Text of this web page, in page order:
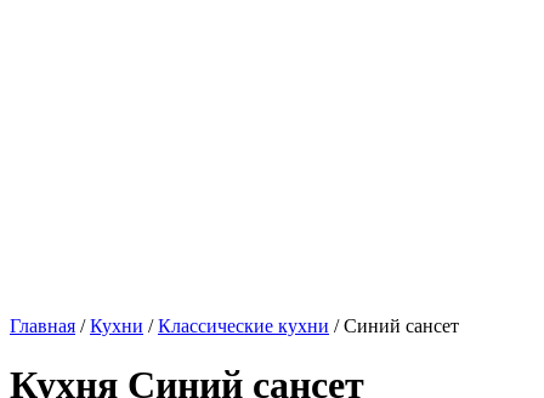
Главная /Кухни /Классические кухни / Синий сансет
Кухня Синий сансет